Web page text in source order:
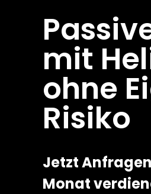
mit
ohne
Risiko
Jetzt
Monat